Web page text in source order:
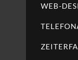
WEB-